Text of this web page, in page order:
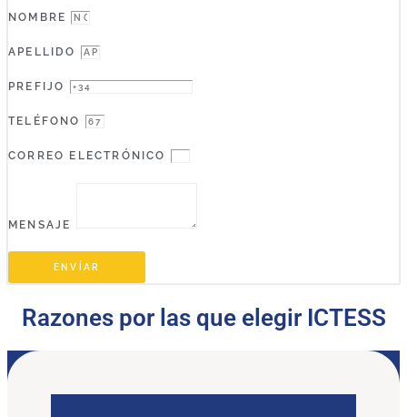
NOMBRE
APELLIDO
PREFIJO
TELÉFONO
CORREO ELECTRÓNICO
MENSAJE
ENVÍAR
Razones por las que elegir ICTESS